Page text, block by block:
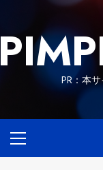
content
PR：本
Menu